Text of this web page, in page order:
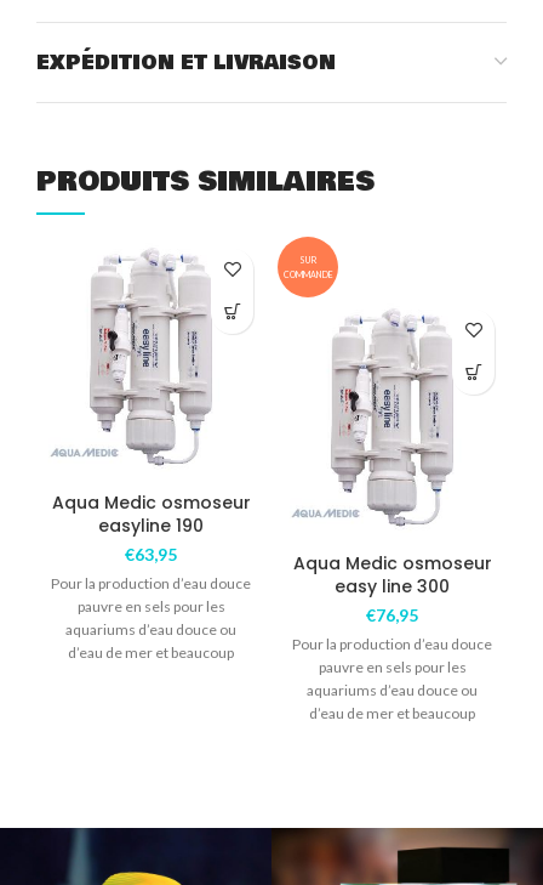
EXPÉDITION ET LIVRAISON
PRODUITS SIMILAIRES
Aqua Medic osmoseur
easyline 190
€63,95
Pour la production d’eau douce
pauvre en sels pour les
aquariums d’eau douce ou
d’eau de mer et beaucoup
SUR
COMMANDE
Aqua Medic osmoseur
easy line 300
€76,95
Pour la production d’eau douce
pauvre en sels pour les
aquariums d’eau douce ou
d’eau de mer et beaucoup